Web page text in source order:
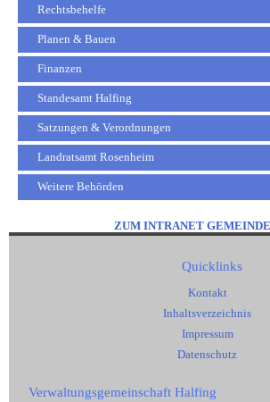
Rechtsbehelfe
Planen & Bauen
Finanzen
Standesamt Halfing
Satzungen & Verordnungen
Landratsamt Rosenheim
Weitere Behörden
ZUM INTRANET
Quicklinks
Kontakt
Inhaltsverzeichnis
Impressum
Datenschutz
Verwaltungsgemeinschaft Halfing